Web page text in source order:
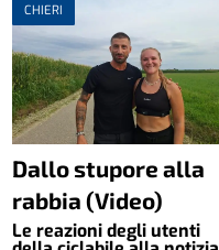
CHIERI
Dallo stupore alla
rabbia (Video)
Le reazioni degli utenti